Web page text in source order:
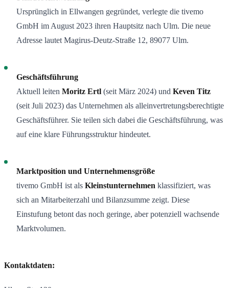
Ursprünglich in Ellwangen gegründet, verlegte die tivemo
GmbH im August 2023 ihren Hauptsitz nach Ulm. Die neue
Adresse lautet Magirus-Deutz-Straße 12, 89077 Ulm.
Geschäftsführung
Aktuell leiten Moritz Ertl (seit März 2024) und Keven Titz
(seit Juli 2023) das Unternehmen als alleinvertretungsberechtigte
Geschäftsführer. Sie teilen sich dabei die Geschäftsführung, was
auf eine klare Führungsstruktur hindeutet.
Marktposition und Unternehmensgröße
tivemo GmbH ist als Kleinstunternehmen klassifiziert, was
sich an Mitarbeiterzahl und Bilanzsumme zeigt. Diese
Einstufung betont das noch geringe, aber potenziell wachsende
Marktvolumen.
Kontaktdaten: